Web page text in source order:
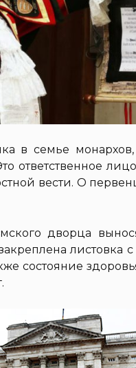
в семье
ответственное
вести. О
дворца
состояние